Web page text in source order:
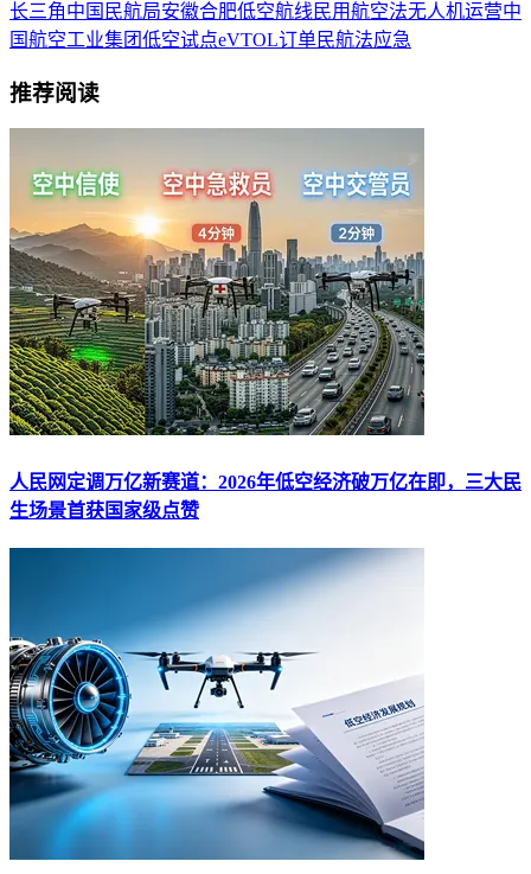
长三角中国民航局安徽合肥低空航线 民用航空法无人机运营中
国航空工业集团低空试点eVTOL订单民航法应急
推荐阅读
人民网定调万亿新赛道：2026年低空经济破万亿在即，三大民
生场景首获国家级点赞